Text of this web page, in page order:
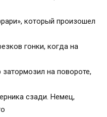
который произошел
гонки, когда на
на повороте,
сзади. Немец,